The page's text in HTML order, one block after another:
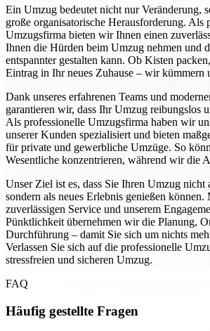
Ein Umzug bedeutet nicht nur Veränderung,
große organisatorische Herausforderung. Als
Umzugsfirma bieten wir Ihnen einen
Ihnen die Hürden beim Umzug nehmen und
entspannter gestalten kann. Ob Kisten
Eintrag in Ihr neues Zuhause – wir kümmern
Dank unseres erfahrenen Teams und
garantieren wir, dass Ihr Umzug reibungslos
Als professionelle Umzugsfirma haben wir
unserer Kunden spezialisiert und bieten
für private und gewerbliche Umzüge. So
Wesentliche konzentrieren, während wir die
Unser Ziel ist es, dass Sie Ihren Umzug nicht
sondern als neues Erlebnis genießen können.
zuverlässigen Service und unserem
Pünktlichkeit übernehmen wir die Planung,
Durchführung – damit Sie sich um nichts
Verlassen Sie sich auf die professionelle
stressfreien und sicheren Umzug.
FAQ
Häufig gestellte Fragen